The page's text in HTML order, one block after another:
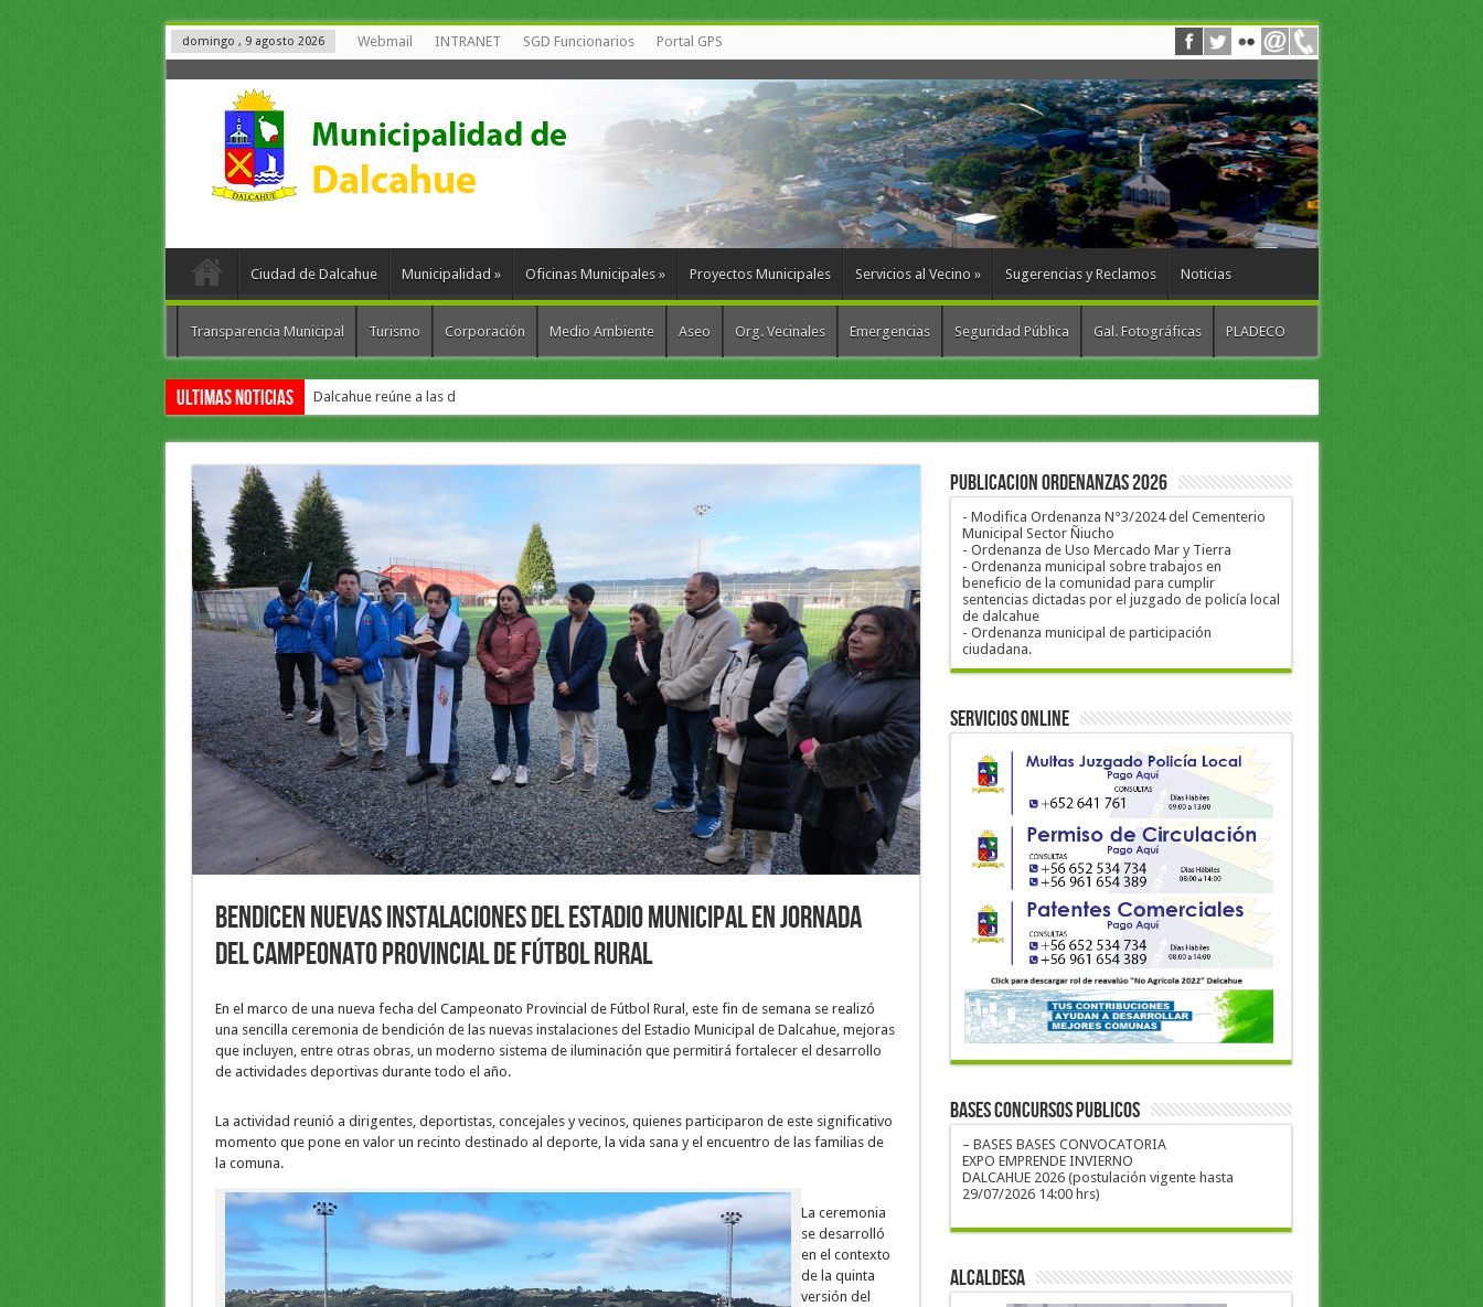
domingo , 9 agosto 2026 Webmail INTRANET SGD Funcionarios Portal GPS
Ciudad de Dalcahue Municipalidad » Oficinas Municipales » Proyectos Municipales Servicios al Vecino » Sugerencias y Reclamos Noticias
Transparencia Municipal Turismo Corporación Medio Ambiente Aseo Org. Vecinales Emergencias Seguridad Pública Gal. Fotográficas PLADECO
Ultimas Noticias Dalcahue reúne a las diez comunas para fortalecer la gestión de residu
Bendicen nuevas instalaciones del Estadio Municipal en jornada
del Campeonato Provincial de Fútbol Rural
En el marco de una nueva fecha del Campeonato Provincial de Fútbol Rural, este fin de semana se realizó
una sencilla ceremonia de bendición de las nuevas instalaciones del Estadio Municipal de Dalcahue, mejoras
que incluyen, entre otras obras, un moderno sistema de iluminación que permitirá fortalecer el desarrollo
de actividades deportivas durante todo el año.
La actividad reunió a dirigentes, deportistas, concejales y vecinos, quienes participaron de este significativo
momento que pone en valor un recinto destinado al deporte, la vida sana y el encuentro de las familias de
la comuna.
La ceremonia
se desarrolló
en el contexto
de la quinta
versión del
PUBLICACION ORDENANZAS 2026
- Modifica Ordenanza N°3/2024 del Cementerio
Municipal Sector Ñiucho
- Ordenanza de Uso Mercado Mar y Tierra
- Ordenanza municipal sobre trabajos en
beneficio de la comunidad para cumplir
sentencias dictadas por el juzgado de policía local
de dalcahue
- Ordenanza municipal de participación
ciudadana.
Servicios Online
BASES CONCURSOS PUBLICOS
– BASES BASES CONVOCATORIA
EXPO EMPRENDE INVIERNO
DALCAHUE 2026 (postulación vigente hasta
29/07/2026 14:00 hrs)
ALCALDESA